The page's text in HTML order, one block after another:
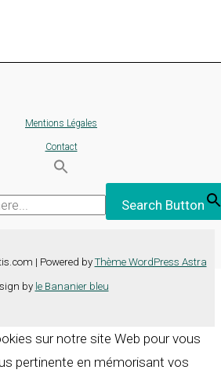
Mentions Légales
Contact
Search Button
| Powered by Thème WordPress Astra
by le Bananier bleu
sur notre site Web pour vous
pertinente en mémorisant vos